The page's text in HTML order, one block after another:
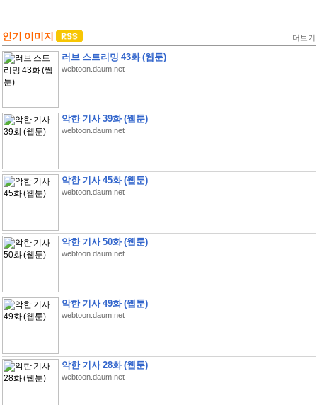
인기 이미지 더보기
러브 스트리밍 43화 (웹툰)
webtoon.daum.net
악한 기사 39화 (웹툰)
webtoon.daum.net
악한 기사 45화 (웹툰)
webtoon.daum.net
악한 기사 50화 (웹툰)
webtoon.daum.net
악한 기사 49화 (웹툰)
webtoon.daum.net
악한 기사 28화 (웹툰)
webtoon.daum.net